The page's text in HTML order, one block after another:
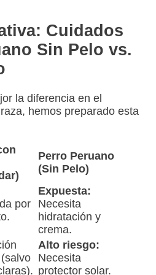
Cuidados
Sin Pelo vs.
la diferencia en el
hemos preparado esta
Perro Peruano
(Sin Pelo)
por
Expuesta:
Necesita
hidratación y
crema.
Alto riesgo:
Necesita
protector solar.